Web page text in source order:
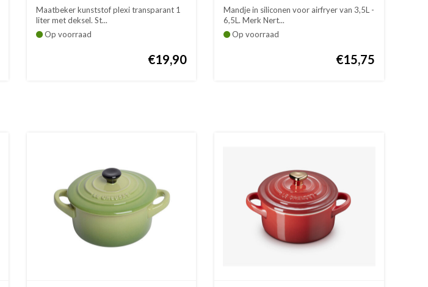
Maatbeker kunststof plexi transparant 1
liter met deksel. St...
Op voorraad
€19,90
de airfryer
Mandje in siliconen voor airfryer van 3,5L -
6,5L. Merk Nert...
Op voorraad
€15,75